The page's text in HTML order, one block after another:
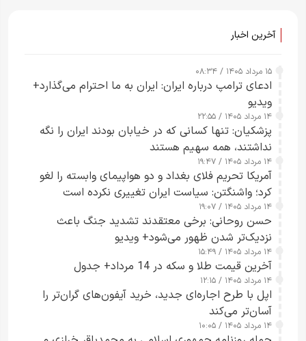
آخرین اخبار
۱۵ مرداد ۱۴۰۵ / ۰۸:۳۴
ادعای ترامپ درباره ایران: ایران به ما احترام می‌گذارد+
ویدیو
۱۴ مرداد ۱۴۰۵ / ۲۲:۵۵
پزشکیان: تنها کسانی که در خیابان بودند ایران را نگه
نداشتند، همه سهیم هستند
۱۴ مرداد ۱۴۰۵ / ۱۹:۴۷
آمریکا تحریم فلای بغداد و دو هواپیمای وابسته را لغو
کرد؛ واشنگتن: سیاست ایران تغییری نکرده است
۱۴ مرداد ۱۴۰۵ / ۱۹:۰۷
حسن روحانی: برخی معتقدند تشدید جنگ باعث
نزدیک‌تر شدن ظهور می‌شود+ ویدیو
۱۴ مرداد ۱۴۰۵ / ۱۵:۴۹
آخرین قیمت طلا و سکه در 14 مرداد+ جدول
۱۴ مرداد ۱۴۰۵ / ۱۲:۱۵
اپل با طرح اجاره‌ای جدید، خرید آیفون‌های گران‌تر را
آسان‌تر می‌کند
۱۴ مرداد ۱۴۰۵ / ۱۰:۰۵